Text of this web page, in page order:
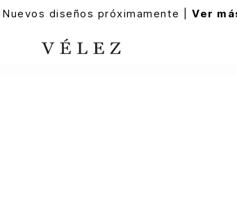
Nuevos diseños próximamente |Ver